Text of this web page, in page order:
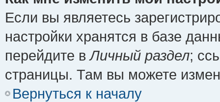
Если вы являетесь
настройки хранятся в базе
перейдите вЛичный раздел;
страницы. Там вы можете
Вернуться к началу